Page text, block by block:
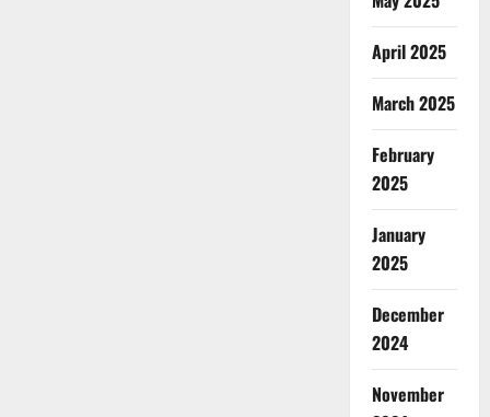
April 2025
March 2025
February
2025
January
2025
December
2024
November